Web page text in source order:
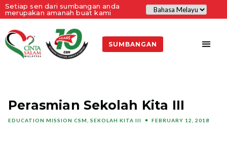
Setiap sen dari sumbangan anda
merupakan amanah buat kami
SUMBANGAN
Perasmian Sekolah Kita III
EDUCATION MISSION CSM SEKOLAH KITA III FEBRUARY 12, 2018